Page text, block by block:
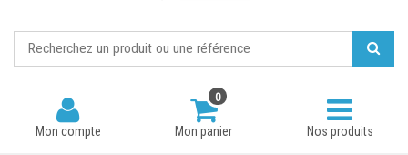
Mon compte
0
Mon panier Nos produits